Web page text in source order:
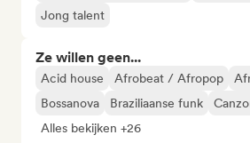
Jong talent
Ze willen geen...
Acid house Afrobeat / Afropop
Bossanova
Braziliaanse funk
Alles bekijken +26